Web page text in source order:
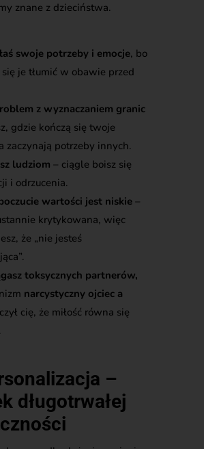
znane z dzieciństwa.
swoje potrzeby i emocje, bo
się je tłumić w obawie przed
z wyznaczaniem granic
gdzie kończą się twoje
zaczynają potrzeby innych.
ludziom – ciągle boisz się
i odrzucenia.
wartości jest niskie–
krytykowana, więc
że „nie jesteś
toksycznych partnerów,
narcystyczny ojciec a
cię, że miłość równa się
–
długotrwałej